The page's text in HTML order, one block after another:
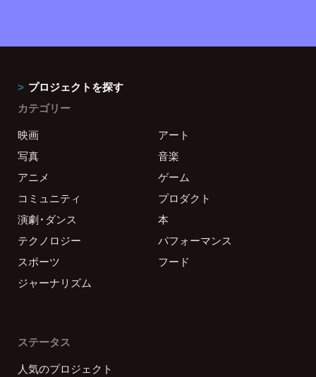
プロジェクトを探す
カテゴリー
映画
アート
写真
音楽
アニメ
ゲーム
コミュニティ
プロダクト
演劇・ダンス
本
テクノロジー
パフォーマンス
スポーツ
フード
ジャーナリズム
ステータス
人気のプロジェクト